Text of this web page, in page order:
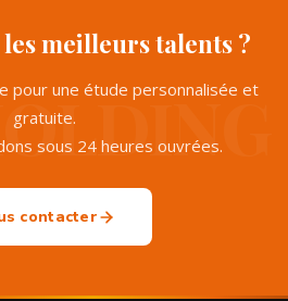
meilleurs talents ?
pour une étude personnalisée et
gratuite.
sous 24 heures ouvrées.
contacter